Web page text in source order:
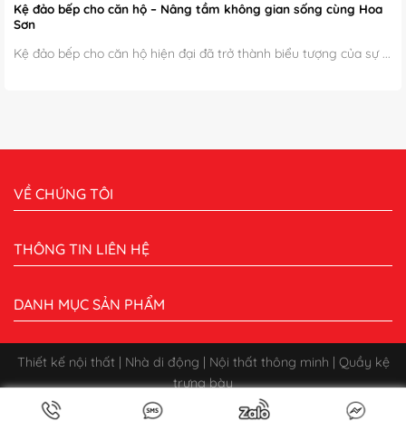
Kệ đảo bếp cho căn hộ – Nâng tầm không gian sống cùng Hoa
Sơn
Kệ đảo bếp cho căn hộ hiện đại đã trở thành biểu tượng của sự ...
VỀ CHÚNG TÔI
THÔNG TIN LIÊN HỆ
DANH MỤC SẢN PHẨM
Thiết kế nội thất | Nhà di động | Nội thất thông minh | Quầy kệ
trưng bày
Bản quyền 2026 ©
CÔNG TY CỔ PHẦN XÂY DỰNG QUẢNG CÁO